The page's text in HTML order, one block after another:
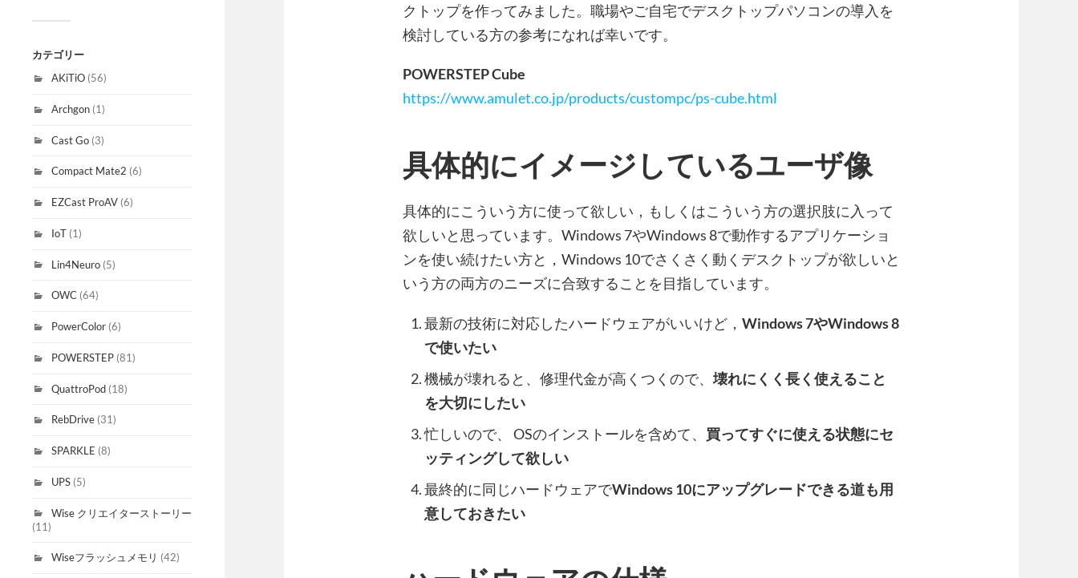
カテゴリー
AKiTiO (56)
Archgon (1)
Cast Go (3)
Compact Mate2 (6)
EZCast ProAV (6)
IoT (1)
Lin4Neuro (5)
OWC (64)
PowerColor (6)
POWERSTEP (81)
QuattroPod (18)
RebDrive (31)
SPARKLE (8)
UPS (5)
Wise クリエイターストーリー
(11)
Wiseフラッシュメモリ (42)
クトップを作ってみました。職場やご自宅でデスクトップパソコンの導入を
検討している方の参考になれば幸いです。
POWERSTEP Cube
https://www.amulet.co.jp/products/custompc/ps-cube.html
具体的にイメージしているユーザ像
具体的にこういう方に使って欲しい，もしくはこういう方の選択肢に入って
欲しいと思っています。Windows 7やWindows 8で動作するアプリケーショ
ンを使い続けたい方と，Windows 10でさくさく動くデスクトップが欲しいと
いう方の両方のニーズに合致することを目指しています。
最新の技術に対応したハードウェアがいいけど， Windows 7やWindows 8
で使いたい
機械が壊れると、修理代金が高くつくので、壊れにくく長く使えること
を大切にしたい
忙しいので、 OSのインストールを含めて、 買ってすぐに使える状態にセ
ッティングして欲しい
最終的に同じハードウェアでWindows 10にアップグレードできる道も用
意しておきたい